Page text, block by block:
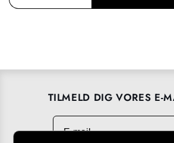
TILMELD DIG VORES E-
E-mail